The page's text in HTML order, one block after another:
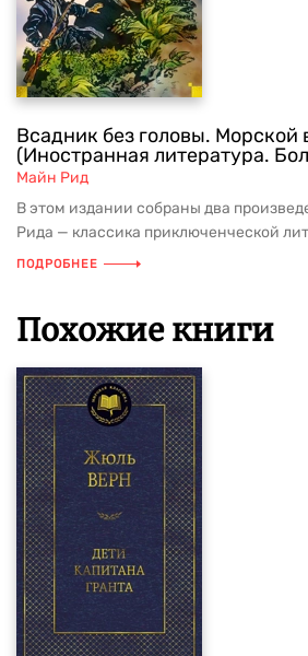
Всадник без головы. Морской
(Иностранная литература.
Майн Рид
В этом издании собраны два
Рида — классика приключенческой
ПОДРОБНЕЕ
Похожие книги